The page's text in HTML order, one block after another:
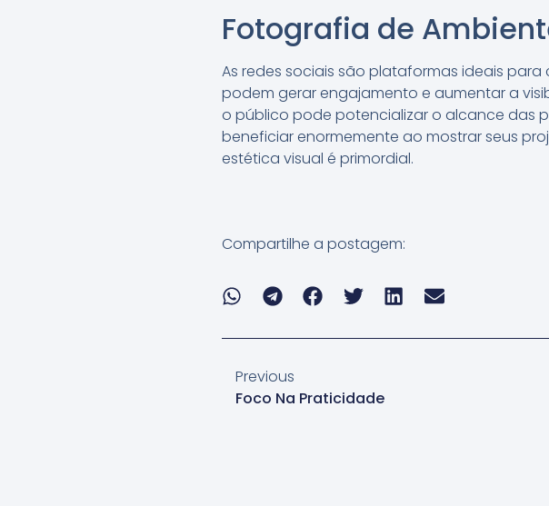
Fotografia de
As redes sociais são plataformas ideais
podem gerar engajamento e aumentar a
o público pode potencializar o alcance das
beneficiar enormemente ao mostrar seus
estética visual é primordial.
Compartilhe a postagem:
Previous
Foco Na Praticidade